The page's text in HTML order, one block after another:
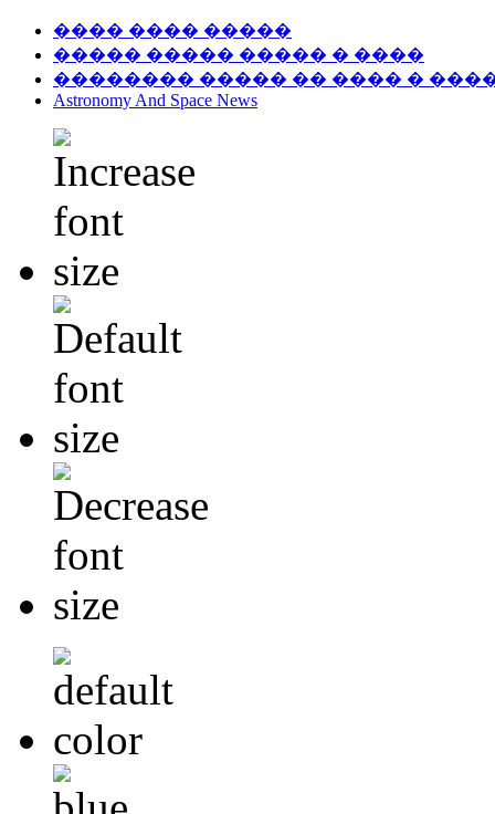
���� ���� �����
����� ����� ����� � ����
�������� ����� �� ���� �
Astronomy And Space News